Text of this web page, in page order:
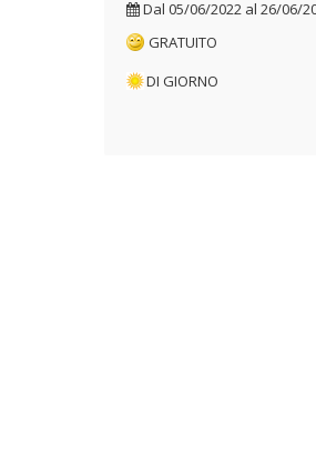
Dal 05/06/2022 al 26/06/
GRATUITO
DI GIORNO